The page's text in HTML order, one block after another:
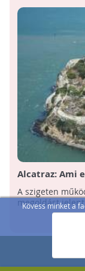
Kövess minket a
Alcatraz: Ami
A szigeten
megoldást